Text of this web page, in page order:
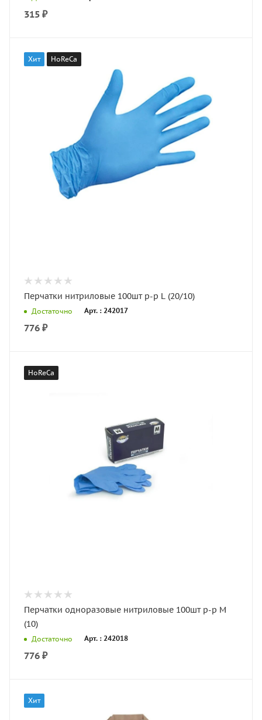
315 ₽
Хит HoReCa
Перчатки нитриловые 100шт р-р L (20/10)
Достаточно Арт. : 242017
776 ₽
HoReCa
Перчатки одноразовые нитриловые 100шт р-р М
(10)
Достаточно Арт. : 242018
776 ₽
Хит